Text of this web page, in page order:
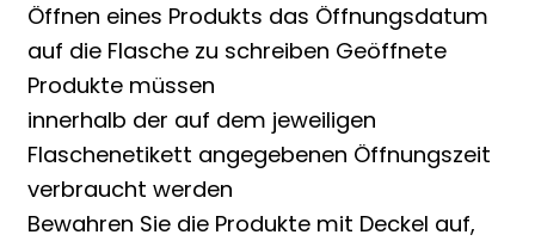
Öffnen eines Produkts das Öffnungsdatum
auf die Flasche zu schreiben Geöffnete
Produkte müssen
innerhalb der auf dem jeweiligen
Flaschenetikett angegebenen Öffnungszeit
verbraucht werden
Bewahren Sie die Produkte mit Deckel auf,